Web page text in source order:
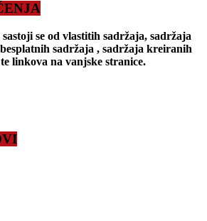
se od vlastitih sadržaja, sadržaja
sadržaja , sadržaja kreiranih
linkova na vanjske stranice.